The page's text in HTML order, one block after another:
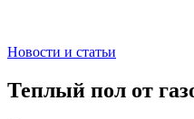
Новости и статьи
Теплый пол от